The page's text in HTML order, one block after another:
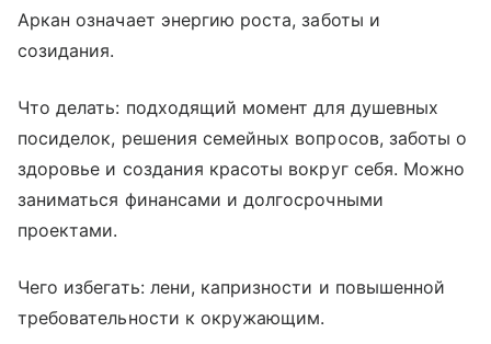
Аркан означает энергию роста, заботы и
созидания.
Что делать: подходящий момент для душевных
посиделок, решения семейных вопросов, заботы о
здоровье и создания красоты вокруг себя. Можно
заниматься финансами и долгосрочными
проектами.
Чего избегать: лени, капризности и повышенной
требовательности к окружающим.